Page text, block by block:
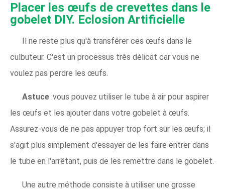
Placer les œufs de crevettes dans le
gobelet DIY. Eclosion Artificielle
Il ne reste plus qu'à transférer ces œufs dans le
culbuteur. C'est un processus très délicat car vous ne
voulez pas perdre les œufs.
Astuce :vous pouvez utiliser le tube à air pour aspirer
les œufs et les ajouter dans votre gobelet à œufs.
Assurez-vous de ne pas appuyer trop fort sur les œufs; il
s'agit plus simplement d'essayer de les faire entrer dans
le tube en l'arrêtant, puis de les remettre dans le gobelet.
Une autre méthode consiste à utiliser une grosse